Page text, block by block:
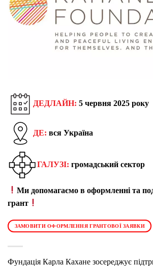
ДЕДЛАЙН: 5 червня 2025 року
ДЕ: вся Україна
ГАЛУЗІ: громадський сектор
Ми допомагаємо в оформленні та
грант
ЗАМОВИТИ ОФОРМЛЕННЯ ГРАНТОВОЇ ЗАЯВКИ
Фундація Карла Кахане зосереджує